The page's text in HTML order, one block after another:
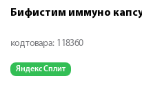
Бифистим иммуно
код товара: 118360
Яндекс Сплит